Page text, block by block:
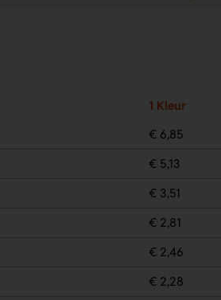
1 Kleur
€ 6,85
€ 5,13
€ 3,51
€ 2,81
€ 2,46
€ 2,28